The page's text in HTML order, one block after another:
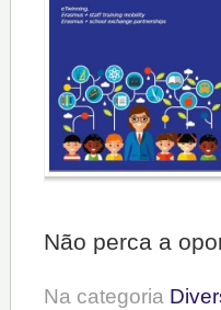
Não perca a
Na categoria